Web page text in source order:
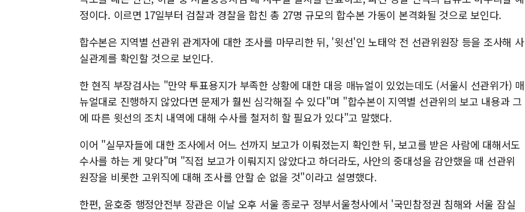
정이다. 이르면 17일부터 검찰과 경찰을 합친 총 27명 규모의 합수본 가동이 본격화될 것으로 보인다.
합수본은 지역별 선관위 관계자에 대한 조사를 마무리한 뒤, '윗선'인 노태악 전 선관위원장 등을 조사해 사
실관계를 확인할 것으로 보인다.
한 현직 부장검사는 "만약 투표용지가 부족한 상황에 대한 대응 매뉴얼이 있었는데도 (서울시 선관위가) 매
뉴얼대로 진행하지 않았다면 문제가 훨씬 심각해질 수 있다"며 "합수본이 지역별 선관위의 보고 내용과 그
에 따른 윗선의 조치 내역에 대해 수사를 철저히 할 필요가 있다"고 말했다.
이어 "실무자들에 대한 조사에서 어느 선까지 보고가 이뤄졌는지 확인한 뒤, 보고를 받은 사람에 대해서도
수사를 하는 게 맞다"며 "직접 보고가 이뤄지지 않았다고 하더라도, 사안의 중대성을 감안했을 때 선관위
원장을 비롯한 고위직에 대해 조사를 안할 순 없을 것"이라고 설명했다.
한편, 윤호중 행정안전부 장관은 이날 오후 서울 종로구 정부서울청사에서 '국민참정권 침해와 서울 잠실